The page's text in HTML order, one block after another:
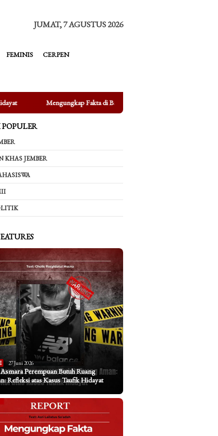
JUMAT, 7 AGUSTUS 2026
FEMINIS CERPEN
Fakta di Balik Bertenggernya UMKM di Depan Kampus UIN KHAS
KHAS JEMBER
27 Juni 2026
Perempuan Butuh Ruang
Refleksi atas Kasus Taufik Hidayat